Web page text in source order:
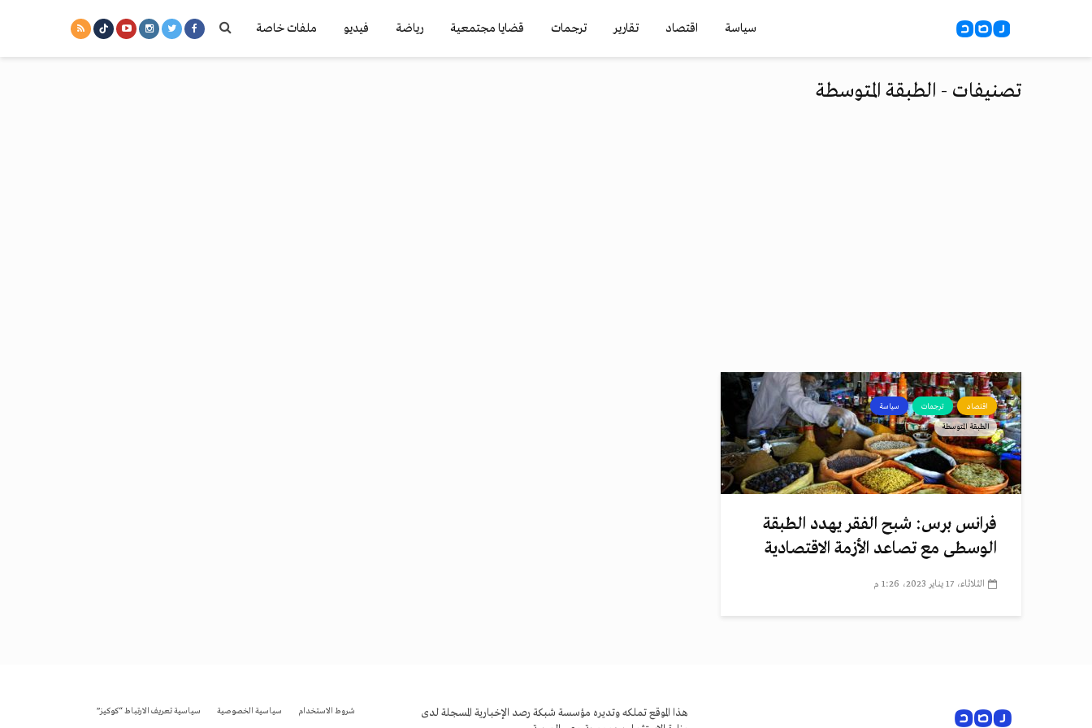
سياسة اقتصاد تقارير ترجمات قضايا مجتمعية رياضة فيديو ملفات خاصة
تصنيفات - الطبقة المتوسطة
اقتصاد ترجمات سياسة
الطبقة المتوسطة
فرانس برس: شبح الفقر يهدد الطبقة
الوسطى مع تصاعد الأزمة الاقتصادية
الثلاثاء، 17 يناير 2023، 1:26 م
هذا الموقع تملكه وتديره مؤسسة شبكة رصد الإخبارية المسجلة لدى
شروط الاستخدام سياسية الخصوصية سياسية تعريف الارتباط “كوكيز”